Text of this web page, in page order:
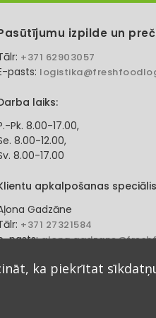
izpilde un
+371 62903057
pasts:
laiks:
Pk. 8.00-17.00,
8.00-12.00,
8.00-17.00
apkalpošanas
Gadzāne
+371 27321584
pasts:
ka piekrītat